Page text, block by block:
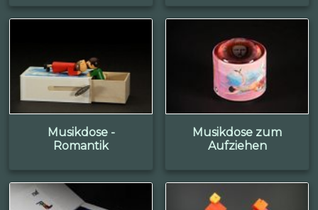
Musikdose -
Romantik
Musikdose zum
Aufziehen